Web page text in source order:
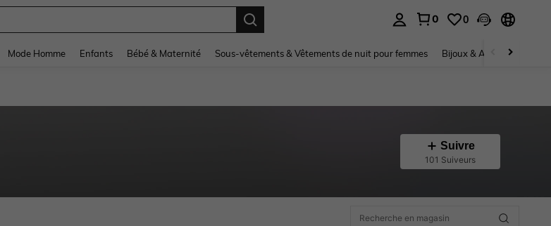
0 0
Mode Homme Enfants Bébé & Maternité Sous-vêtements & Vêtements de nuit pour femmes Bijoux & Accessoires pour
Suivre
101 Suiveurs